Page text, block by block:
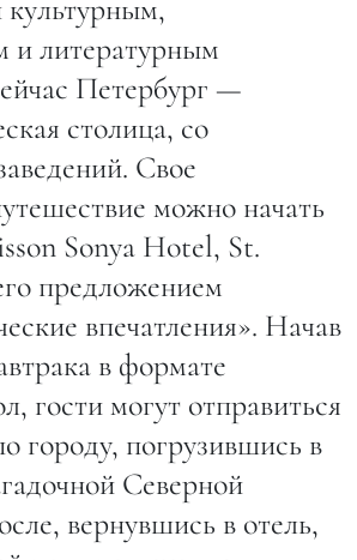
и литературным
Петербург —
столица, со
Свое
можно начать
Sonya Hotel, St.
предложением
впечатления». Начав
в формате
гости могут отправиться
городу, погрузившись в
Северной
вернувшись в отель,